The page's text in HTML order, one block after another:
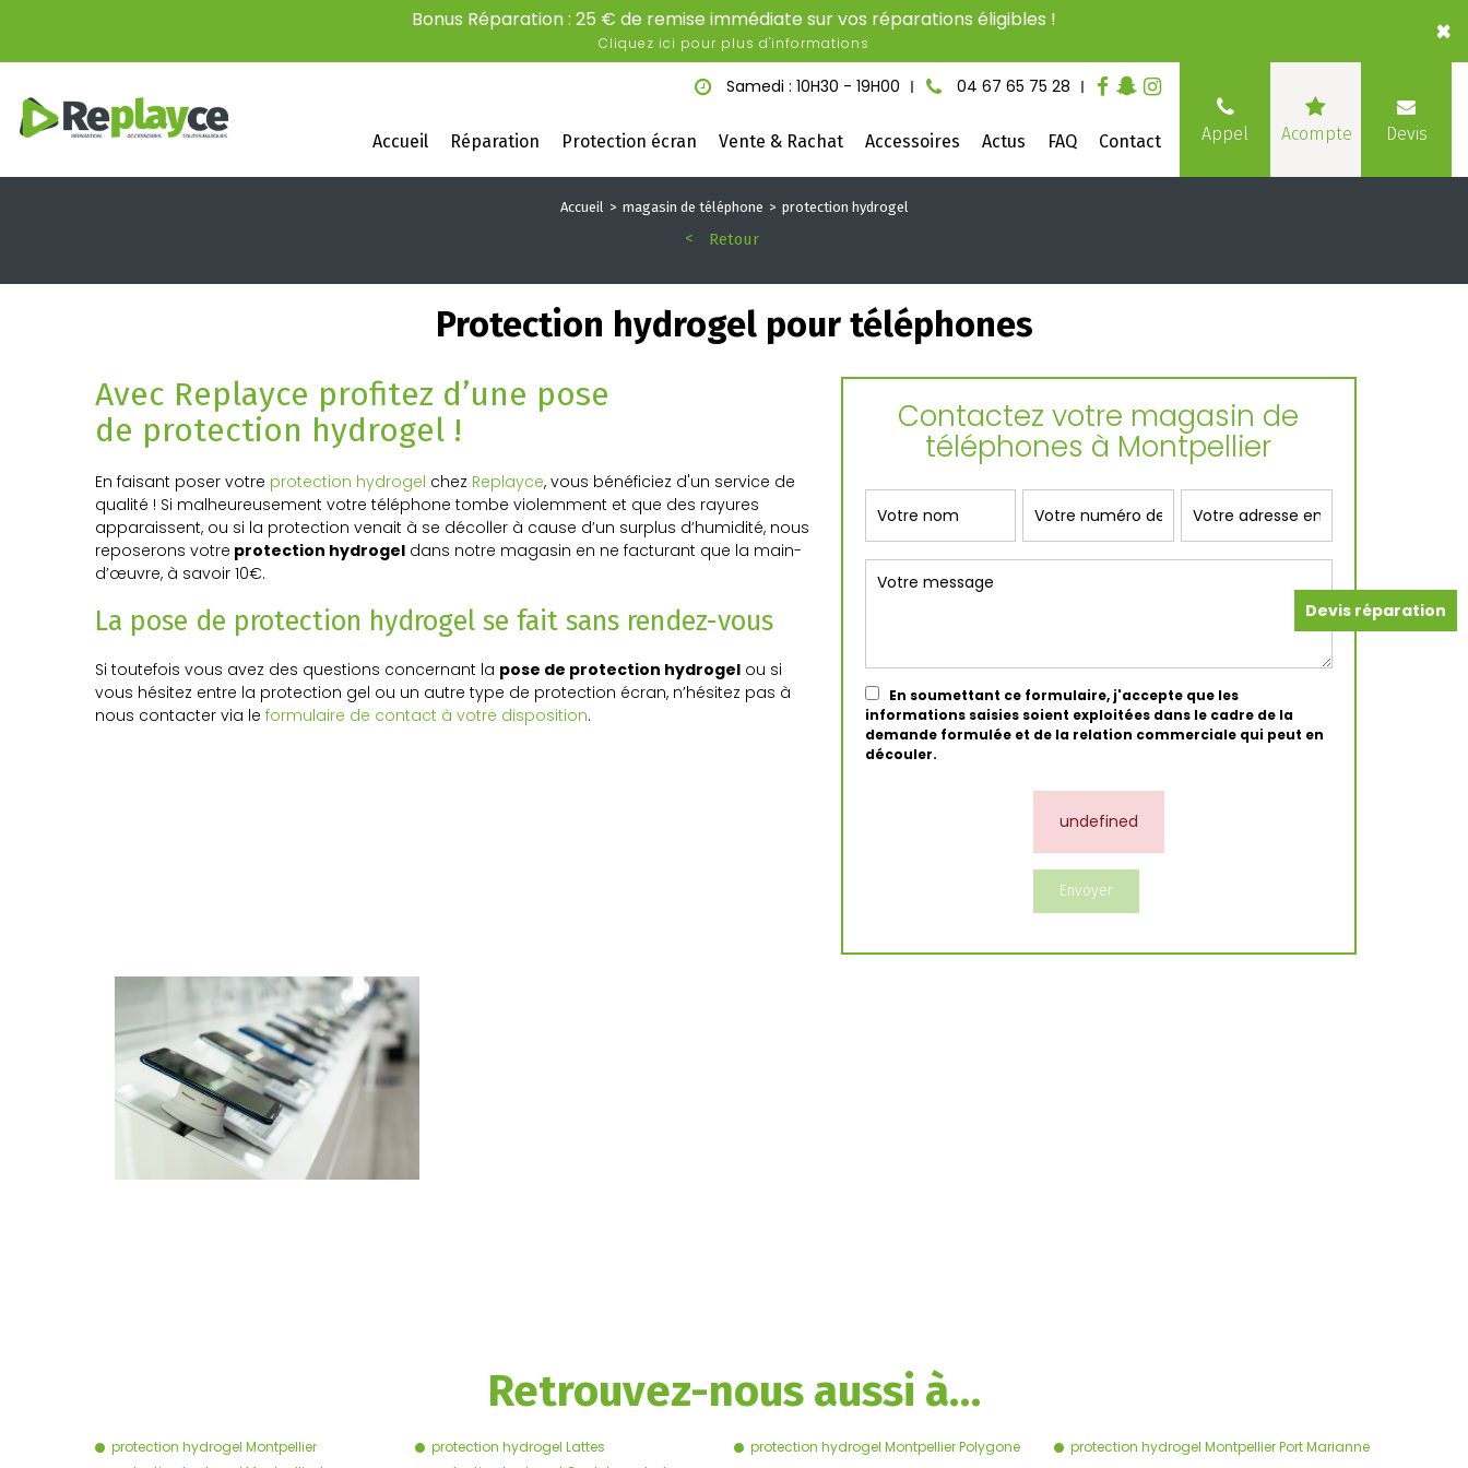
Bonus Réparation : 25 € de remise immédiate sur vos réparations éligibles !
Cliquez ici pour plus d'informations ×
Samedi : 10H30 - 19H00 04 67 65 75 28
Accueil Réparation Protection écran Vente & Rachat Accessoires Actus FAQ Contact Appel Acompte Devis
Accueil magasin de téléphone protection hydrogel
Retour
Protection hydrogel pour téléphones
Avec Replayce profitez d’une pose
de protection hydrogel !
En faisant poser votre protection hydrogel chez Replayce, vous bénéficiez d'un service de
qualité ! Si malheureusement votre téléphone tombe violemment et que des rayures
apparaissent, ou si la protection venait à se décoller à cause d’un surplus d’humidité, nous
reposerons votre protection hydrogel dans notre magasin en ne facturant que la main-
d’œuvre, à savoir 10€.
La pose de protection hydrogel se fait sans rendez-vous
Si toutefois vous avez des questions concernant la pose de protection hydrogel ou si
vous hésitez entre la protection gel ou un autre type de protection écran, n’hésitez pas à
nous contacter via le formulaire de contact à votre disposition.
Contactez votre magasin de
téléphones à Montpellier
En soumettant ce formulaire, j'accepte que les
informations saisies soient exploitées dans le cadre de la
demande formulée et de la relation commerciale qui peut en
découler.
undefined
Retrouvez-nous aussi à…
protection hydrogel Montpellier protection hydrogel Lattes protection hydrogel Montpellier Polygone
protection hydrogel Montpellier Port Marianne
Devis réparation